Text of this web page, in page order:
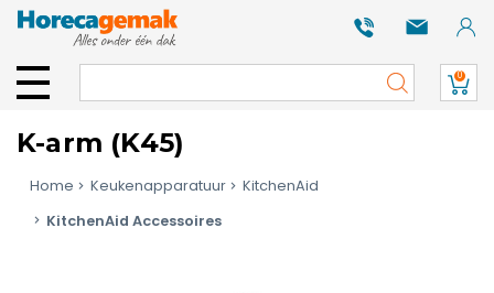
0
K-arm (K45)
Home Keukenapparatuur
KitchenAid
KitchenAid Accessoires